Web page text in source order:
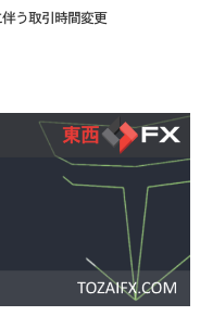
う取引時間変更